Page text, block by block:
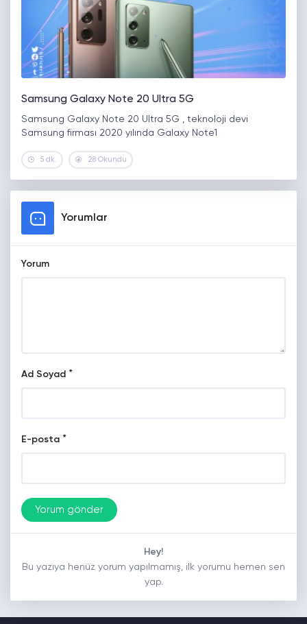
Samsung Galaxy Note 20 Ultra 5G
Samsung Galaxy Note 20 Ultra 5G , teknoloji devi
Samsung firması 2020 yılında Galaxy Note1
5 dk. 28 Okundu
Yorumlar
Yorum
Ad Soyad *
E-posta *
Hey!
Bu yazıya henüz yorum yapılmamış, ilk yorumu hemen sen
yap.